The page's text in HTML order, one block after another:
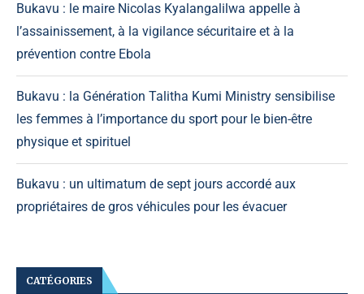
Bukavu : le maire Nicolas Kyalangalilwa appelle à
l’assainissement, à la vigilance sécuritaire et à la
prévention contre Ebola
Bukavu : la Génération Talitha Kumi Ministry sensibilise
les femmes à l’importance du sport pour le bien-être
physique et spirituel
Bukavu : un ultimatum de sept jours accordé aux
propriétaires de gros véhicules pour les évacuer
CATÉGORIES